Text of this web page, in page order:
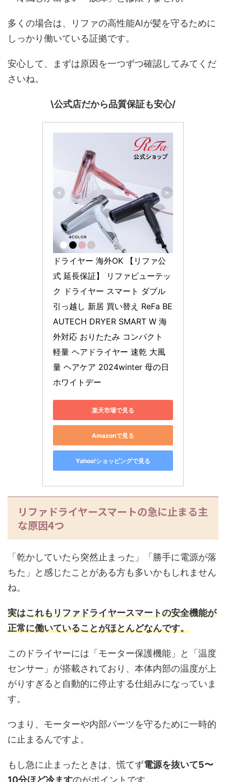
多くの場合は、リファの高性能AIが髪を守るために
しっかり働いている証拠です。
安心して、まずは原因を一つずつ確認してみてくだ
さいね。
\公式店だから品質保証も安心/
ドライヤー 海外OK 【リファ公
式 延長保証】 リファビューテッ
ク ドライヤー スマート ダブル
引っ越し 新居 買い替え ReFa BE
AUTECH DRYER SMART W 海
外対応 おりたたみ コンパクト
軽量 ヘアドライヤー 速乾 大風
量 ヘアケア 2024winter 母の日
ホワイトデー
楽天市場で見る
Amazonで見る
Yahoo!ショッピングで見る
リファドライヤースマートの急に止まる主
な原因4つ
「乾かしていたら突然止まった」「勝手に電源が落
ちた」と感じたことがある方も多いかもしれません
ね。
実はこれもリファドライヤースマートの安全機能が
正常に働いていることがほとんどなんです。
このドライヤーには「モーター保護機能」と「温度
センサー」が搭載されており、本体内部の温度が上
がりすぎると自動的に停止する仕組みになっていま
す。
つまり、モーターや内部パーツを守るために一時的
に止まるんですよ。
もし急に止まったときは、慌てず電源を抜いて5〜